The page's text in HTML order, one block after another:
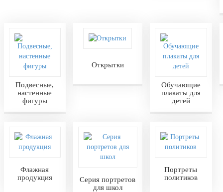
Подвесные,
настенные
фигуры
Открытки
Обучающие
плакаты для
детей
Флажная
продукция
Серия портретов
для школ
Портреты
политиков